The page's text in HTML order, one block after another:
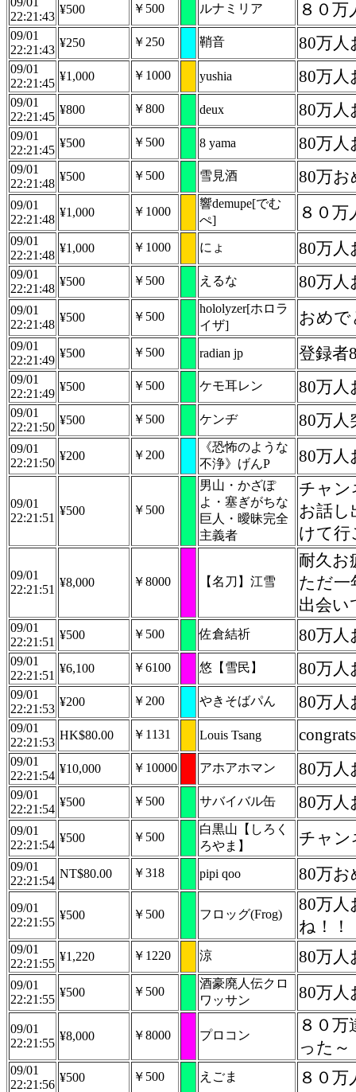
22:21:43
¥500 ￥500 ルナミリア ８０
09/01
22:21:43
¥250 ￥250 鞘音 80万人
09/01
22:21:45
¥1,000 ￥1000 yushia 80万
09/01
22:21:45
¥800 ￥800 deux 80万人
09/01
22:21:45
¥500 ￥500 8 yama 80万人
09/01
22:21:48
¥500 ￥500 雪見酒 80万お
09/01
22:21:48
¥1,000 ￥1000
響demupe[でむ
ぺ]
８０
09/01
22:21:48
¥1,000 ￥1000 にょ 80万
09/01
22:21:48
¥500 ￥500 えるな 80万
09/01
22:21:48
¥500 ￥500
hololyzer[ホロラ
イザ]
おめで
09/01
22:21:49
¥500 ￥500 radian jp 登録者
09/01
22:21:49
¥500 ￥500 ケモ耳レン 80万人
09/01
22:21:50
¥500 ￥500 ケンヂ 80万人
09/01
22:21:50
¥200 ￥200
《恐怖のような
不浄》げんP
80万
09/01
22:21:51
¥500 ￥500
男山・かざぽ
よ・塞ぎがちな
巨人・曖昧完全
主義者
チャン
お話し
けて行
09/01
22:21:51
¥8,000 ￥8000 【名刀】江雪
耐久お
ただ一
出会い
09/01
22:21:51
¥500 ￥500 佐倉結祈 80万人
09/01
22:21:51
¥6,100 ￥6100 悠【雪民】 80万
09/01
22:21:53
¥200 ￥200 やきそばパん 80万人
09/01
22:21:53
HK$80.00 ￥1131 Louis Tsang
09/01
22:21:54
¥10,000 ￥10000 アホアホマン 80万
09/01
22:21:54
¥500 ￥500 サバイバル缶 80万人
09/01
22:21:54
¥500 ￥500
白黒山【しろく
ろやま】
チャン
09/01
22:21:54
NT$80.00 ￥318 pipi qoo 80万お
09/01
22:21:55
¥500 ￥500 フロッグ(Frog)
80万
ね！！
09/01
22:21:55
¥1,220 ￥1220 涼 80万
09/01
22:21:55
¥500 ￥500
酒豪廃人伝クロ
ワッサン
80万
09/01
22:21:55
¥8,000 ￥8000 プロコン
８０
った～
09/01
22:21:56
¥500 ￥500 えごま ８０